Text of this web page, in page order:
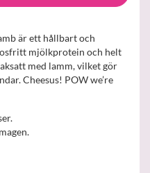
är ett hållbart och
mjölkprotein och helt
med lamm, vilket gör
Cheesus! POW we’re